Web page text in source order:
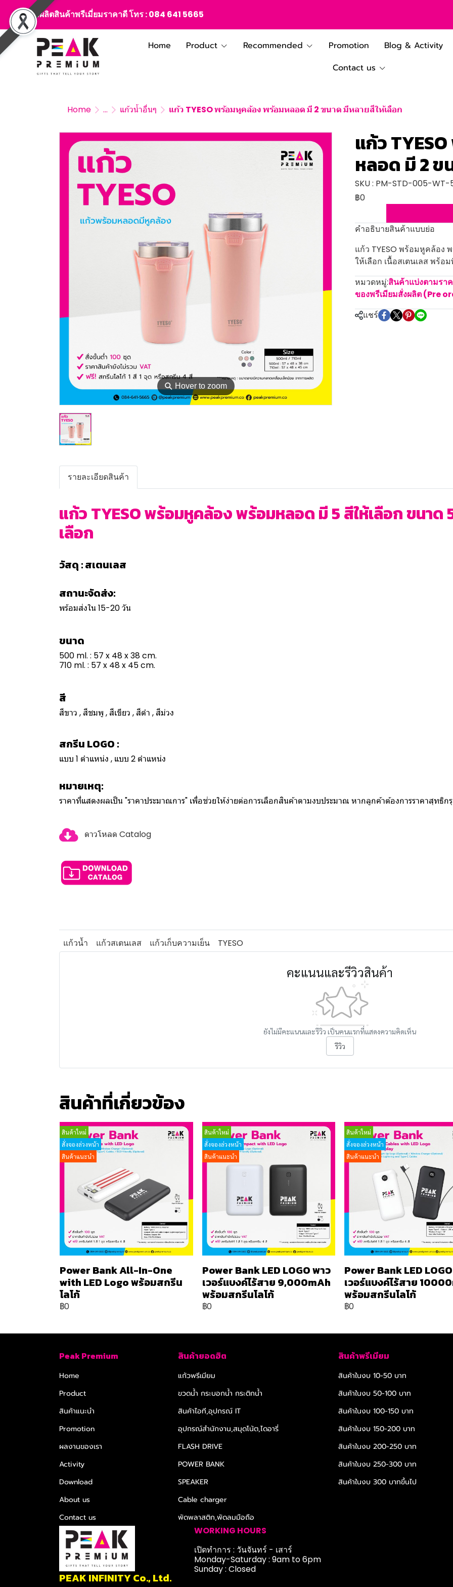
สั่งผลิตสินค้าพรีเมี่ยมราคาดี โทร :084 641 5665
Home Product Recommended Promotion Blog & Activity
Contact us
Home ... แก้วน้ำอื่นๆ แก้ว TYESO พร้อมหูคล้อง พร้อมหลอด มี 2 ขนาด มีหลายสีให้เลือก
⚲Hover to zoom
แก้ว
หลอด มี 2 ข
SKU : PM-STD-005-
฿0
คำอธิบายสินค้าแบบย่อ
แก้ว TYESO พร้อมหูคล้อง
ให้เลือก เนื้อสเตนเลส พร้
หมวดหมู่:สินค้าแบ่งตามรา
ของพรีเมียมสั่งผลิต (Pre
แชร์
รายละเอียดสินค้า
แก้ว TYESO พร้อมหูคล้อง พร้อมหลอด มี 5 สีให้เลือก ขนาด
เลือก
วัสดุ : สเตนเลส
สถานะจัดส่ง:
พร้อมส่งใน 15-20 วัน
ขนาด
500 ml. : 57 x 48 x 38 cm.
710 ml. : 57 x 48 x 45 cm.
สี
สีขาว , สีชมพู , สีเขียว , สีดำ , สีม่วง
สกรีน LOGO :
แบบ 1 ตำแหน่ง , แบบ 2 ตำแหน่ง
หมายเหตุ:
ราคาที่แสดงผลเป็น "ราคาประมาณการ" เพื่อช่วยให้ง่ายต่อการเลือกสินค้าตามงบประมาณ หากลูกค้าต้องการราคาสุทธิ
ดาวโหลด Catalog
แก้วน้ำ แก้วสเตนเลส แก้วเก็บความเย็น TYESO
คะแนนและรีวิวสินค้า
ยังไม่มีคะแนนและรีวิว เป็นคนแรกที่แสดงความคิดเห็น
รีวิว
สินค้าที่เกี่ยวข้อง
สินค้าใหม่
สั่งจองล่วงหน้า
สินค้าแนะนำ
Power Bank All-In-One
with LED Logo พร้อมสกรีน
โลโก้
฿0
สินค้าใหม่
สั่งจองล่วงหน้า
สินค้าแนะนำ
Power Bank LED LOGO พาว
เวอร์แบงค์ไร้สาย 9,000mAh
พร้อมสกรีนโลโก้
฿0
สินค้าใหม่
สั่งจองล่วงหน้า
สินค้าแนะนำ
Power Bank LED
เวอร์แบงค์ไร้สาย
พร้อมสกรีนโลโก้
฿0
Peak Premium
Home
Product
สินค้าแนะนำ
Promotion
ผลงานของเรา
Activity
Download
About us
Contact us
สินค้ายอดฮิต
แก้วพรีเมียม
ขวดน้ำ กระบอกน้ำ กระติกน้ำ
สินค้าไอที,อุปกรณ์ IT
อุปกรณ์สำนักงาน,สมุดโน้ต,ไดอารี่
FLASH DRIVE
POWER BANK
SPEAKER
Cable charger
พัดพลาสติก,พัดลมมือถือ
สินค้าพรีเมียม
สินค้าในงบ 10-50 บาท
สินค้าในงบ 50-100 บาท
สินค้าในงบ 100-150 บาท
สินค้าในงบ 150-200 บาท
สินค้าในงบ 200-250 บาท
สินค้าในงบ 250-300 บาท
สินค้าในงบ 300 บาทขึ้นไป
PEAK INFINITY Co., Ltd.
WORKING HOURS
เปิดทำการ : วันจันทร์ - เสาร์
Monday-Saturday : 9am to 6pm
Sunday : Closed